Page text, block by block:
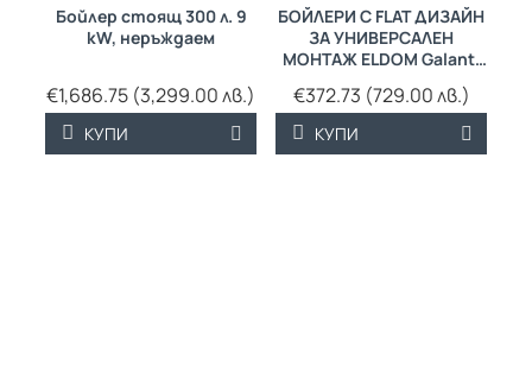
Бойлер стоящ 300 л. 9
kW, неръждаем
€1,686.75 (3,299.00 лв.)
КУПИ
БОЙЛЕРИ С FLAT ДИЗАЙН
ЗА УНИВЕРСАЛЕН
МОНТАЖ ELDOM Galant,
50 L
€372.73 (729.00 лв.)
КУПИ